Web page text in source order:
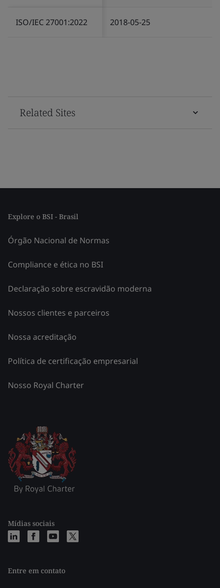
ISO/IEC 27001:2022 2018-05-25
Related Sites
Explore o BSI - Brasil
Órgão Nacional de Normas
Compliance e ética no BSI
Declaração sobre escravidão moderna
Nossos clientes e parceiros
Nossa acreditação
Política de certificação empresarial
Nosso Royal Charter
Mídias sociais
Entre em contato